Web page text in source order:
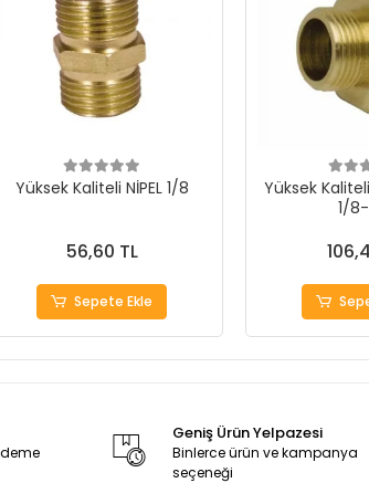
Yüksek Kaliteli NİPEL 1/8
56,60 TL
Sepete Ekle
Yüksek
1/
Geniş Ürün Yelpazesi
Binlerce ürün ve kampanya
seçeneği